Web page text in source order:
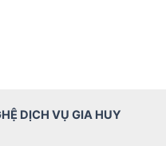
DỊCH VỤ GIA HUY